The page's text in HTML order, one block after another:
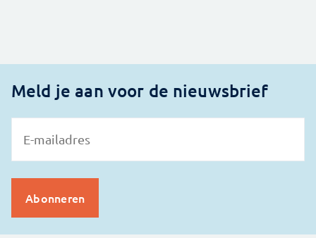
Meld je aan voor de nieuwsbrief